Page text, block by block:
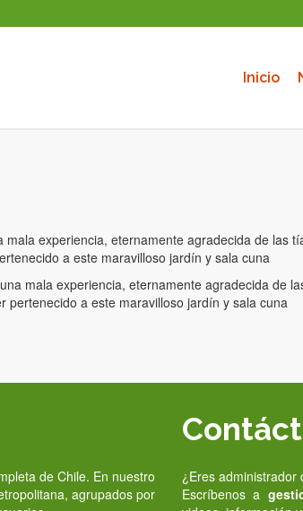
Inicio
experiencia, eternamente agradecida de las
a este maravilloso jardín y sala cuna
mala experiencia, eternamente agradecida de
pertenecido a este maravilloso jardín y sala cuna
de Chile. En nuestro
agrupados por
¿Eres administrador
Escríbenos a